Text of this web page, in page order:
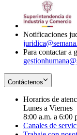
Notificaciones
Para contactar a
Contáctenos
Horarios de
Lunes a Viernes
8:00 a.m. a 6:00
Canales de